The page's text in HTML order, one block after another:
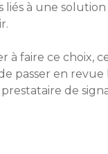
liés à une
à faire ce choix,
passer en revue
de